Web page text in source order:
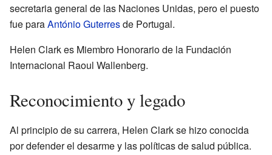
secretaria general de las Naciones Unidas, pero el puesto
fue paraAntónio Guterresde Portugal.
Helen Clark es Miembro Honorario de la Fundación
Internacional Raoul Wallenberg.
Reconocimiento y legado
Al principio de su carrera, Helen Clark se hizo conocida
por defender el desarme y las políticas de salud pública.